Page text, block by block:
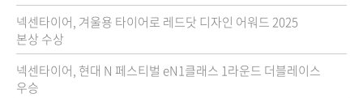
넥센타이어, 겨울용 타이어로 레드닷 디자인 어워드 2025
본상 수상
넥센타이어, 현대 N 페스티벌 eN1클래스 1라운드 더블레이스
우승